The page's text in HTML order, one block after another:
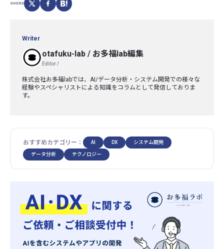
SHERE
Writer
otafuku-lab / お多福lab編集
Editor /
株式会社お多福labでは、AI/データ分析・システム開発での様々な
経験やスペシャリストによる知識をコラムとして発信しておりま
す。
おすすめカテゴリー： AI DX システム開発
データ分析 テクノロジー